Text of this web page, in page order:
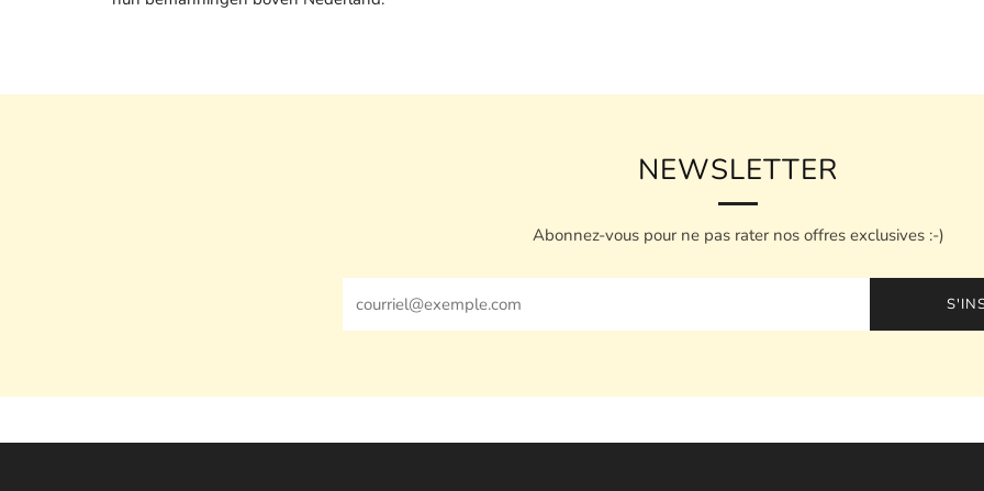
NEWSLETTER
Abonnez-vous pour ne pas rater nos offres exclusives :-)